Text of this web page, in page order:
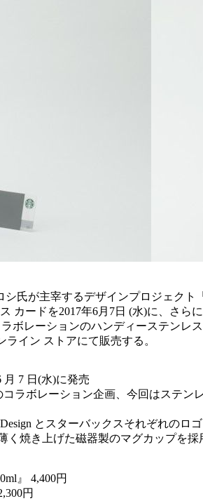
氏が主宰するデザインプロジェク
カードを2017年6月7日 (水)に、さ
ボレーションのハンディーステンレ
イン ストアにて販売する。
7 日(水)に発売
コラボレーション企画、今回はステ
とスターバックスそれぞれの
焼き上げた磁器製のマグカップを採
』 4,400円
円